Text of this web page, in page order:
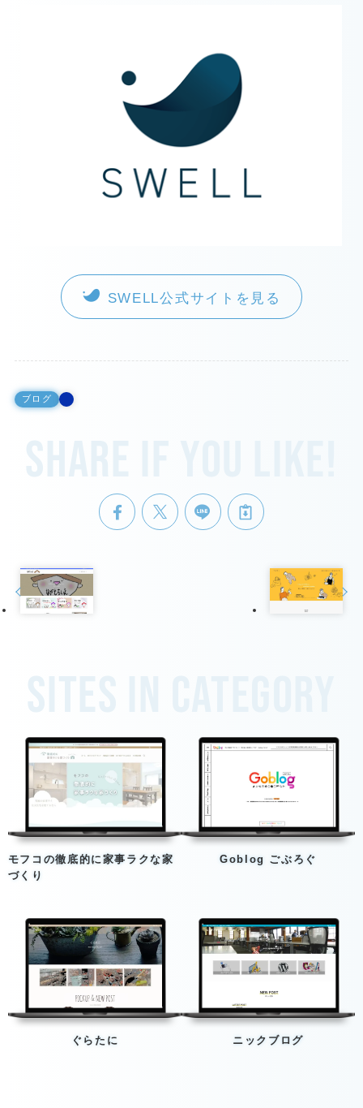
SWELL公式サイトを見る
ブログ
Share if you like!
Sites in category
モフコの徹底的に家事ラクな家
づくり
Goblog ごぶろぐ
ぐらたに ニックブログ